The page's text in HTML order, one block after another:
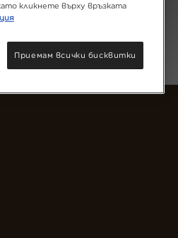
кликнете върху връзката
Приемам всички бисквитки